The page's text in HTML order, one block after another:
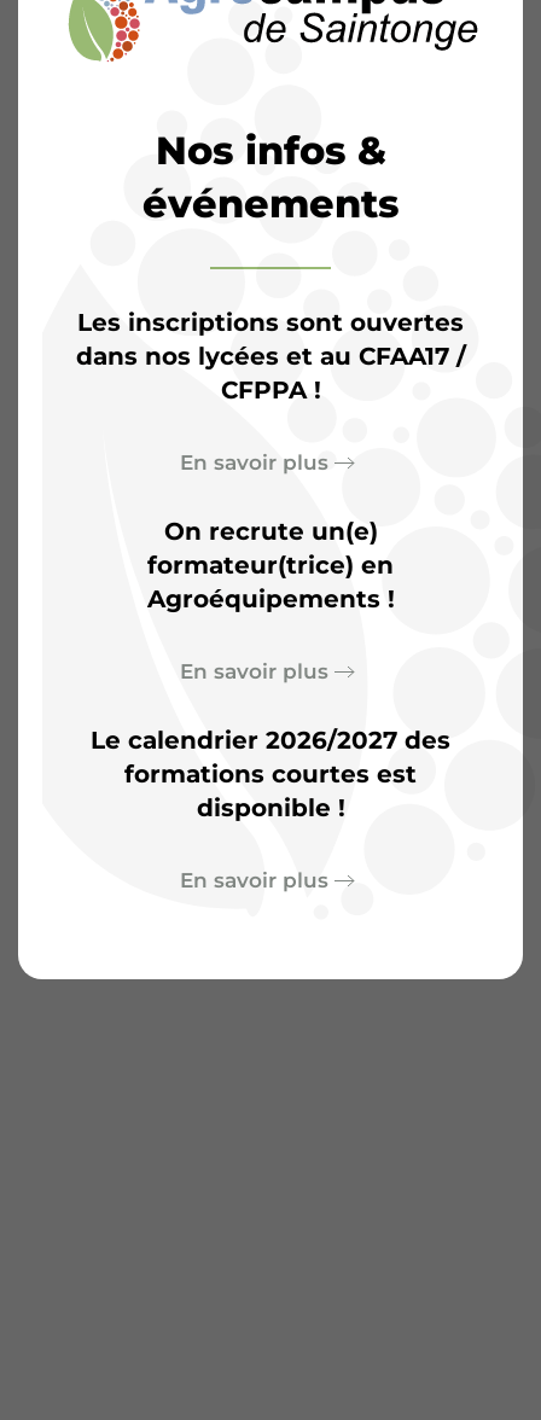
Saintonge :Plus qu’une
salle de classe, un terrain
d’aventures
Nos infos &
événements
Les inscriptions sont ouvertes
dans nos lycées et au CFAA17 /
CFPPA !
En savoir plus
On recrute un(e)
formateur(trice) en
Agroéquipements !
En savoir plus
Le calendrier 2026/2027 des
formations courtes est
disponible !
En savoir plus